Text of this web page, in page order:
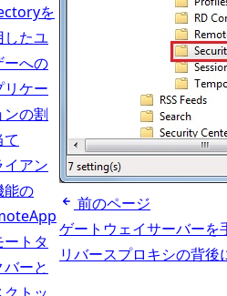
を
したユ
ーへの
リケー
ンの割
て
イアン
能の
ートタ
バーと
前のページ
ゲートウェイサーバー
リバースプロキシの背